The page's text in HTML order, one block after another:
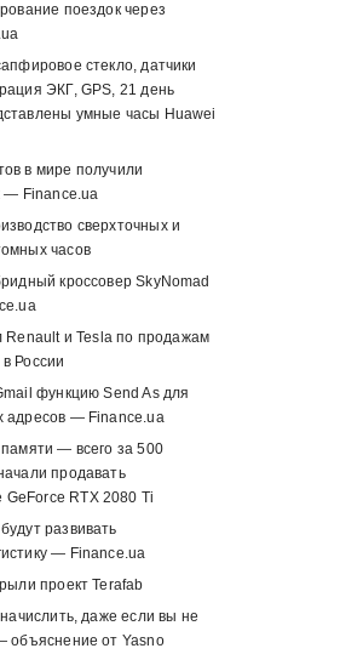
поездок через
стекло, датчики
ЭКГ, GPS, 21 день
умные часы Huawei
в мире получили
— Finance.ua
сверхточных и
часов
кроссовер SkyNomad
Renault и Tesla по продажам
России
функцию Send As для
адресов — Finance.ua
— всего за 500
продавать
RTX 2080 Ti
развивать
— Finance.ua
проект Terafab
даже если вы не
объяснение от Yasno